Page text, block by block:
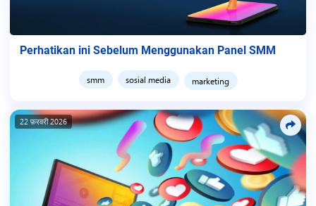
Perhatikan ini Sebelum Menggunakan Panel SMM
smm sosial media marketing
22 फ़रवरी 2026